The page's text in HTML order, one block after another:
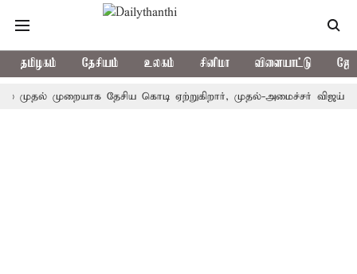
தமிழகம் தேசியம் உலகம் சினிமா விளையாட்டு
முறையாக தேசிய கொடி ஏற்றுகிறார், முதல்-அமைச்சர் விஜய்!